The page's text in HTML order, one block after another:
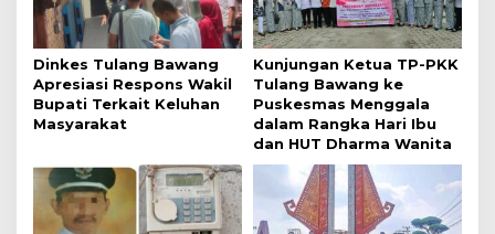
Dinkes Tulang Bawang
Apresiasi Respons Wakil
Bupati Terkait Keluhan
Masyarakat
Kunjungan Ketua TP-PKK
Tulang Bawang ke
Puskesmas Menggala
dalam Rangka Hari Ibu
dan HUT Dharma Wanita